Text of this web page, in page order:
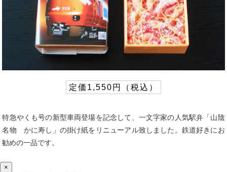
定価1,550円（税込）
特急やくも号の新型車両登場を記念して、一文字家の人気駅弁「山陰
名物 かに寿し」の掛け紙をリニューアル致しました。鉄道好きにお
勧めの一品です。
×